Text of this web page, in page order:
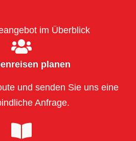
im Überblick
planen
und senden Sie uns eine
Anfrage.